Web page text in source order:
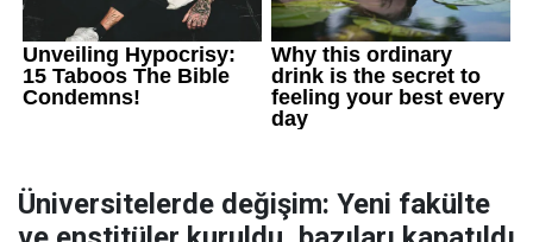
Üniversitelerde değişim: Yeni fakülte